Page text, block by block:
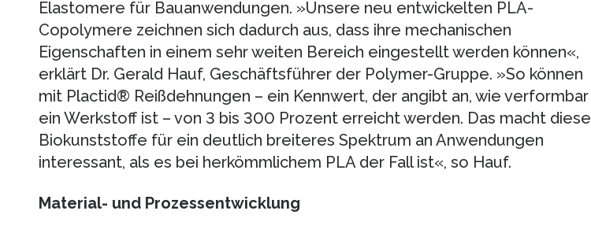
Elastomere für Bauanwendungen. »Unsere neu entwickelten PLA-
Copolymere zeichnen sich dadurch aus, dass ihre mechanischen
Eigenschaften in einem sehr weiten Bereich eingestellt werden können«,
erklärt Dr. Gerald Hauf, Geschäftsführer der Polymer-Gruppe. »So können
mit Plactid® Reißdehnungen – ein Kennwert, der angibt an, wie verformbar
ein Werkstoff ist – von 3 bis 300 Prozent erreicht werden. Das macht diese
Biokunststoffe für ein deutlich breiteres Spektrum an Anwendungen
interessant, als es bei herkömmlichem PLA der Fall ist«, so Hauf.
Material- und Prozessentwicklung